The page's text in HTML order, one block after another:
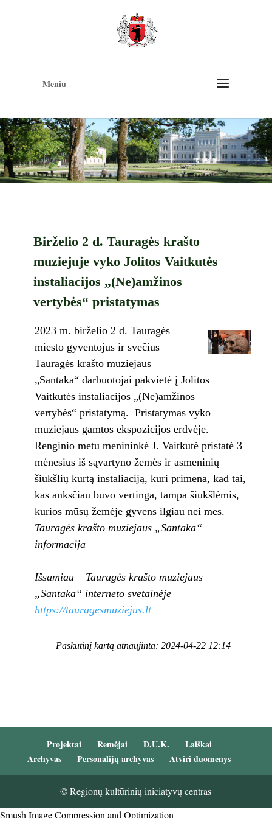
Meniu
Birželio 2 d. Tauragės krašto
muziejuje vyko Jolitos Vaitkutės
instaliacijos „(Ne)amžinos
vertybės“ pristatymas
2023 m. birželio 2 d. Tauragės
miesto gyventojus ir svečius
Tauragės krašto muziejaus
„Santaka“ darbuotojai pakvietė į Jolitos
Vaitkutės instaliacijos „(Ne)amžinos
vertybės“ pristatymą. Pristatymas vyko
muziejaus gamtos ekspozicijos erdvėje.
Renginio metu menininkė J. Vaitkutė pristatė 3
mėnesius iš sąvartyno žemės ir asmeninių
šiukšlių kurtą instaliaciją, kuri primena, kad tai,
kas anksčiau buvo vertinga, tampa šiukšlėmis,
kurios mūsų žemėje gyvens ilgiau nei mes.
Tauragės krašto muziejaus „Santaka“
informacija
Išsamiau – Tauragės krašto muziejaus
„Santaka“ interneto svetainėje
https://tauragesmuziejus.lt
Paskutinį kartą atnaujinta: 2024-04-22 12:14
Projektai Remėjai D.U.K.
Laiškai
Archyvas
Personalijų archyvas Atviri duomenys
© Regionų kultūrinių iniciatyvų centras
Smush Image Compression and Optimization